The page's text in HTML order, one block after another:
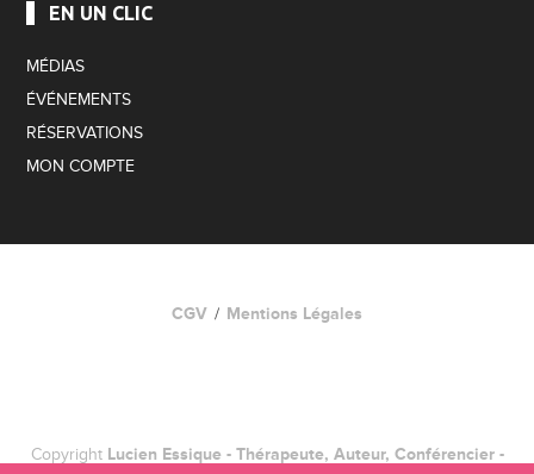
EN UN CLIC
MÉDIAS
ÉVÉNEMENTS
RÉSERVATIONS
MON COMPTE
CGV Mentions Légales
Copyright Lucien Essique - Thérapeute, Auteur, Conférencier -